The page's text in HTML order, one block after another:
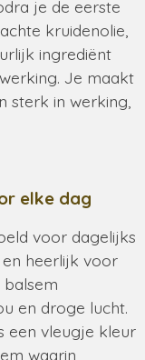
je de eerste
kruidenolie,
ingrediënt
Je maakt
sterk in werking,
elke dag
voor dagelijks
en heerlijk voor
en droge lucht.
een vleugje kleur
waarin